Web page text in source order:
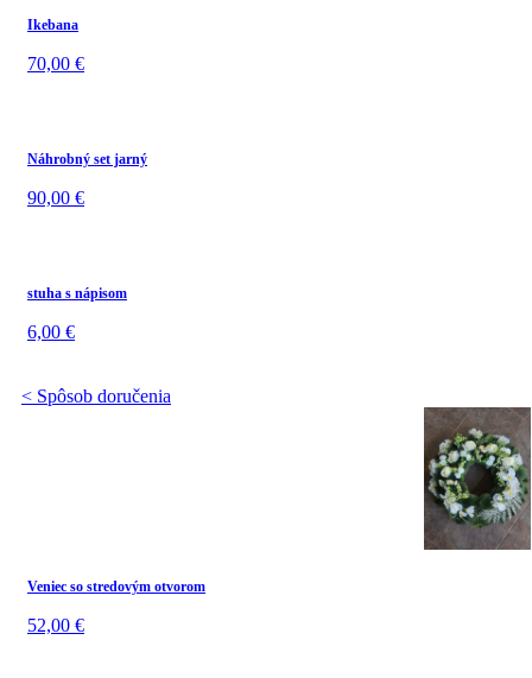
Ikebana
70,00 €
Náhrobný set jarný
90,00 €
stuha s nápisom
6,00 €
< Spôsob doručenia
Veniec so stredovým otvorom
52,00 €